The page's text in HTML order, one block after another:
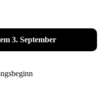
3. September